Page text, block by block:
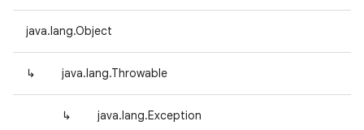
java.lang.Object
↳ java.lang.Throwable
↳ java.lang.Exception